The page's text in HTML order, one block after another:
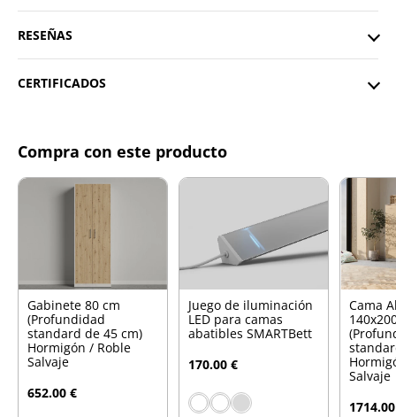
RESEÑAS
CERTIFICADOS
Compra con este producto
Gabinete 80 cm
(Profundidad
standard de 45 cm)
Hormigón / Roble
Salvaje
652.00 €
Juego de iluminación
LED para camas
abatibles SMARTBett
170.00 €
Cama
Salvaje